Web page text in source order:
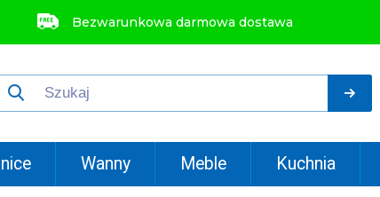
Bezwarunkowa darmowa dostawa
Wanny Meble Kuchnia